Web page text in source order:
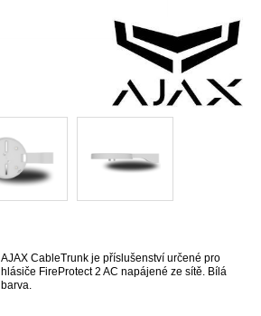
AJAX CableTrunk je příslušenství určené pro
hlásiče FireProtect 2 AC napájené ze sítě. Bílá
barva.